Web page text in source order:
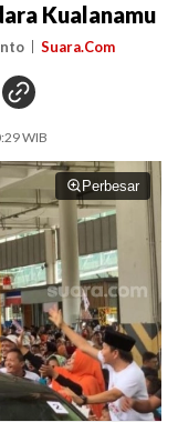
Kualanamu
Suara.Com
WIB
Perbesar